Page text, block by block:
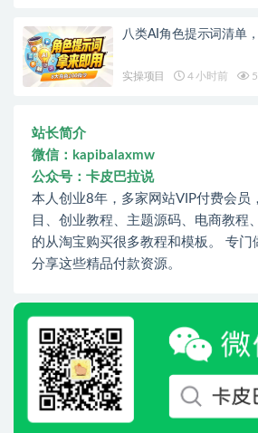
八类AI角色提示词清单
实操项目 4 小时前
站长简介
微信：kapibalaxmw
公众号：卡皮巴拉说
本人创业8年，多家网站VIP付费会员
目、创业教程、主题源码、电商教程
的从淘宝购买很多教程和模板。 专门
分享这些精品付款资源。